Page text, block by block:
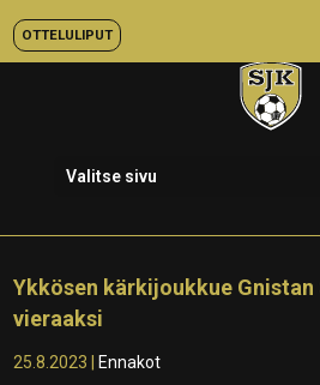
OTTELULIPUT
Valitse sivu
Ykkösen kärkijoukkue Gnistan
vieraaksi
25.8.2023 Ennakot